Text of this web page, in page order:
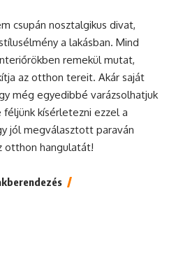
csupán nosztalgikus divat,
a lakásban. Mind
remekül mutat,
az otthon tereit. Akár saját
még egyedibbé varázsolhatjuk
kísérletezni ezzel a
jól megválasztott paraván
otthon hangulatát!